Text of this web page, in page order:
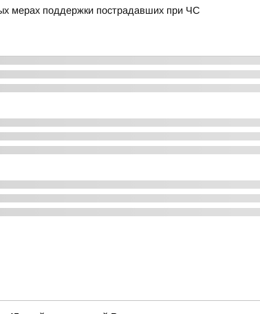
мерах поддержки пострадавших при ЧС